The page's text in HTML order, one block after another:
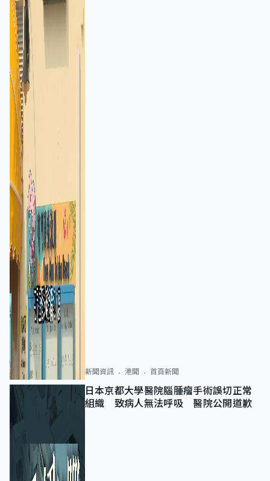
新聞資訊 港聞 首頁新聞
日本京都大學醫院腦腫瘤手術誤切正常
組織 致病人無法呼吸 醫院公開道歉